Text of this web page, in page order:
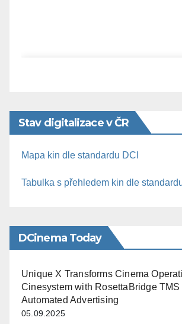
Stav digitalizace v ČR
Mapa kin dle standardu DCI
Tabulka s přehledem kin dle
DCinema Today
Unique X Transforms Cinema
Cinesystem with RosettaBridge TMS
Automated Advertising
05.09.2025